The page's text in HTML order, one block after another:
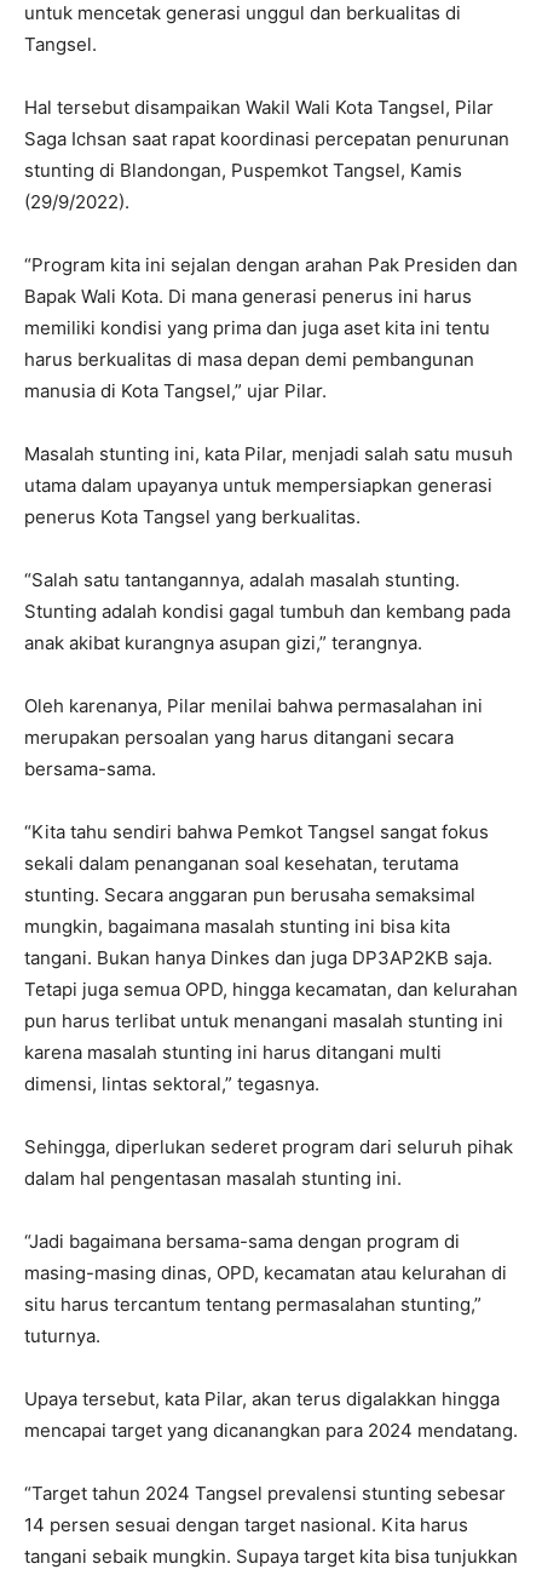
untuk mencetak generasi unggul dan berkualitas di
Tangsel.
Hal tersebut disampaikan Wakil Wali Kota Tangsel, Pilar
Saga Ichsan saat rapat koordinasi percepatan penurunan
stunting di Blandongan, Puspemkot Tangsel, Kamis
(29/9/2022).
“Program kita ini sejalan dengan arahan Pak Presiden dan
Bapak Wali Kota. Di mana generasi penerus ini harus
memiliki kondisi yang prima dan juga aset kita ini tentu
harus berkualitas di masa depan demi pembangunan
manusia di Kota Tangsel,” ujar Pilar.
Masalah stunting ini, kata Pilar, menjadi salah satu musuh
utama dalam upayanya untuk mempersiapkan generasi
penerus Kota Tangsel yang berkualitas.
“Salah satu tantangannya, adalah masalah stunting.
Stunting adalah kondisi gagal tumbuh dan kembang pada
anak akibat kurangnya asupan gizi,” terangnya.
Oleh karenanya, Pilar menilai bahwa permasalahan ini
merupakan persoalan yang harus ditangani secara
bersama-sama.
“Kita tahu sendiri bahwa Pemkot Tangsel sangat fokus
sekali dalam penanganan soal kesehatan, terutama
stunting. Secara anggaran pun berusaha semaksimal
mungkin, bagaimana masalah stunting ini bisa kita
tangani. Bukan hanya Dinkes dan juga DP3AP2KB saja.
Tetapi juga semua OPD, hingga kecamatan, dan kelurahan
pun harus terlibat untuk menangani masalah stunting ini
karena masalah stunting ini harus ditangani multi
dimensi, lintas sektoral,” tegasnya.
Sehingga, diperlukan sederet program dari seluruh pihak
dalam hal pengentasan masalah stunting ini.
“Jadi bagaimana bersama-sama dengan program di
masing-masing dinas, OPD, kecamatan atau kelurahan di
situ harus tercantum tentang permasalahan stunting,”
tuturnya.
Upaya tersebut, kata Pilar, akan terus digalakkan hingga
mencapai target yang dicanangkan para 2024 mendatang.
“Target tahun 2024 Tangsel prevalensi stunting sebesar
14 persen sesuai dengan target nasional. Kita harus
tangani sebaik mungkin. Supaya target kita bisa tunjukkan